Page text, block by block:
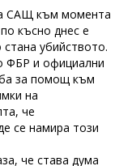
САЩ към момента
късно днес е
убийството.
ФБР и официални
за помощ към
на
че
се намира този
че става дума